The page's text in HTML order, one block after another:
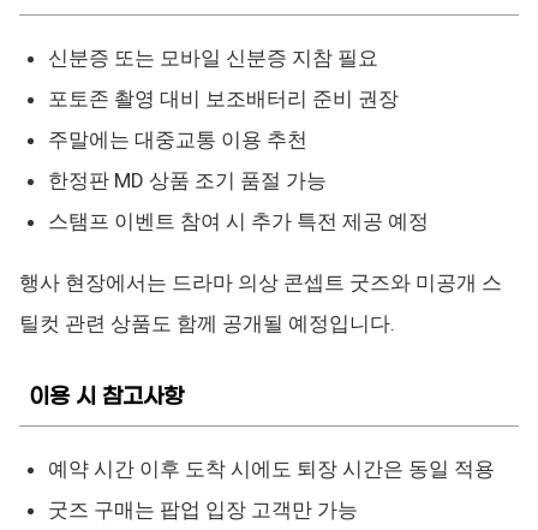
신분증 또는 모바일 신분증 지참 필요
포토존 촬영 대비 보조배터리 준비 권장
주말에는 대중교통 이용 추천
한정판 MD 상품 조기 품절 가능
스탬프 이벤트 참여 시 추가 특전 제공 예정
행사 현장에서는 드라마 의상 콘셉트 굿즈와 미공개 스
틸컷 관련 상품도 함께 공개될 예정입니다.
이용 시 참고사항
예약 시간 이후 도착 시에도 퇴장 시간은 동일 적용
굿즈 구매는 팝업 입장 고객만 가능